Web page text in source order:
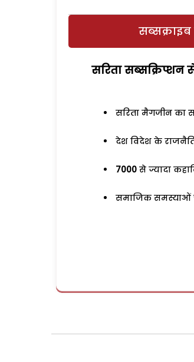
सरिता
सरिता मैगजीन का
देश विदेश के
7000 से ज्यादा
समाजिक समस्याओं